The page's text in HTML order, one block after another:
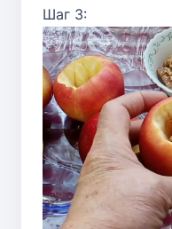
Шаг 3: